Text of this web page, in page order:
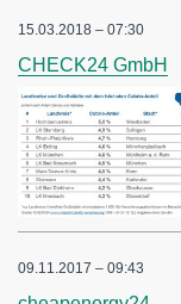
15.03.2018 – 07:30
CHECK24 GmbH
09.11.2017 – 09:43